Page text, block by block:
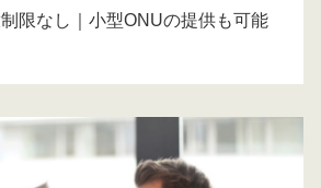
限なし｜小型ONUの提供も可能